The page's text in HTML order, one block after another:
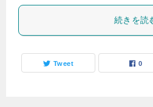
続きを読
Tweet 0